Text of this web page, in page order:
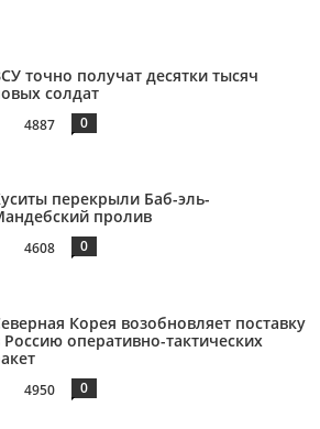
точно получат десятки тысяч
солдат
4887 0
перекрыли Баб-эль-
пролив
4608 0
Корея возобновляет поставку
Россию оперативно-тактических
4950 0